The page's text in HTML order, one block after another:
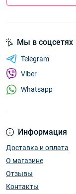
Информация
Доставка и оплата
О магазине
Отзывы
Контакты
Мы в соцсетях
Telegram
Viber
Whatsapp